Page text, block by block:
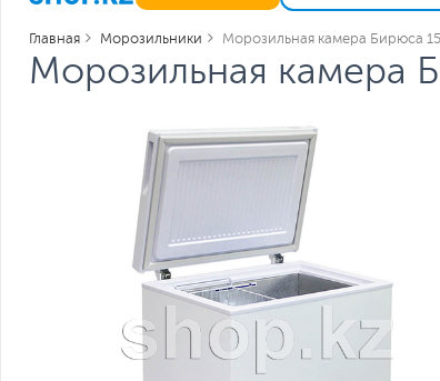
Главная Морозильники Морозильная камера Бирюса
Морозильная камера